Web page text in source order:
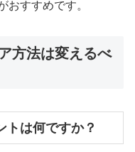
おすすめです。
方法は変えるべ
トは何ですか？